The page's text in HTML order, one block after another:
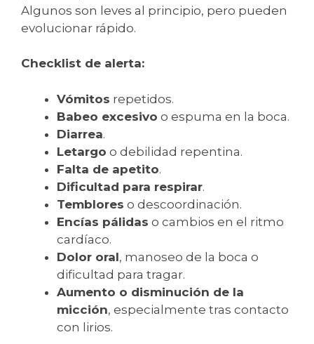
Algunos son leves al principio, pero pueden
evolucionar rápido.
Checklist de alerta:
Vómitos repetidos.
Babeo excesivo o espuma en la boca.
Diarrea.
Letargo o debilidad repentina.
Falta de apetito.
Dificultad para respirar.
Temblores o descoordinación.
Encías pálidas o cambios en el ritmo
cardíaco.
Dolor oral, manoseo de la boca o
dificultad para tragar.
Aumento o disminución de la
micción, especialmente tras contacto
con lirios.